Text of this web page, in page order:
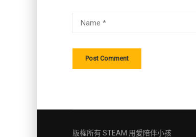
版權所有 STEAM 用愛陪伴小孩